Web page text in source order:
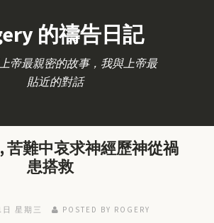
的禱告日記
帝最親密的故事，我與上帝最
貼近的對話
苦難中哀求神經歷神從禍
患搭救
日 星期三 POSTED BY ROGERY